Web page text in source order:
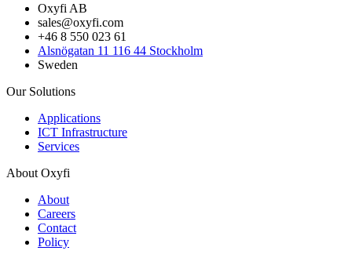
Oxyfi AB
sales@oxyfi.com
+46 8 550 023 61
Alsnögatan 11 116 44 Stockholm
Sweden
Our Solutions
Applications
ICT Infrastructure
Services
About Oxyfi
About
Careers
Contact
Policy